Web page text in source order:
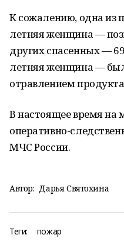
К сожалению, одна из
летняя женщина —
других спасенных —
летняя женщина —
отравлением
В настоящее время на
оперативно-
МЧС России.
Автор: Дарья Святохина
Теги: пожар